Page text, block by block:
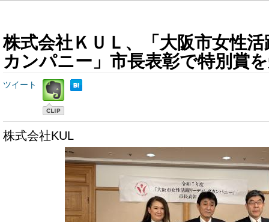
株式会社ＫＵＬ、「大阪市女性
カンパニー」市長表彰で特別賞
ツイート
株式会社KUL